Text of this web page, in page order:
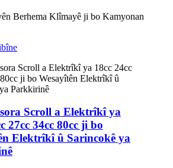
Berhema Klîmayê ji bo Kamyonan
Scroll a Elektrîkî ya
27cc 34cc 80cc ji bo
Elektrîkî û Sarincokê ya